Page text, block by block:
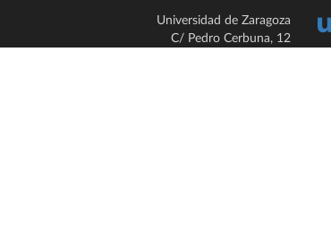
Universidad de Zaragoza
C/ Pedro Cerbuna, 12